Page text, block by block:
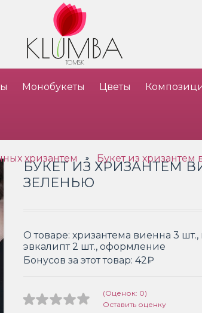
Монобукеты Цветы
хризантем » Букет из хризантем
БУКЕТ ИЗ ХРИЗАНТЕМ
ЗЕЛЕНЬЮ
О товаре: хризантема виенна 3 шт.,
эвкалипт 2 шт., оформление
Бонусов за этот товар: 42₽
(Оценок: 0)
Оставить оценку